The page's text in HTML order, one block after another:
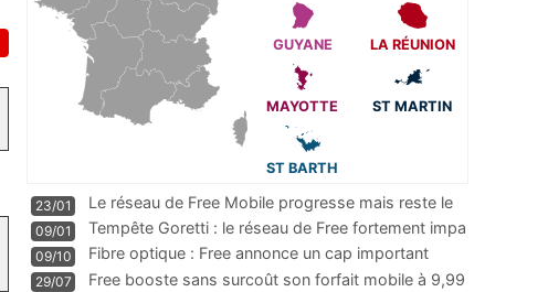
GUYANE LA RÉUNION
MAYOTTE ST MARTIN
ST BARTH
23/01
Le réseau de Free Mobile progresse mais reste le
m
...
09/01
Tempête Goretti : le réseau de Free fortement impa
09/10
Fibre optique : Free annonce un cap important
pass
...
29/07
Free booste sans surcoût son forfait mobile à 9,99